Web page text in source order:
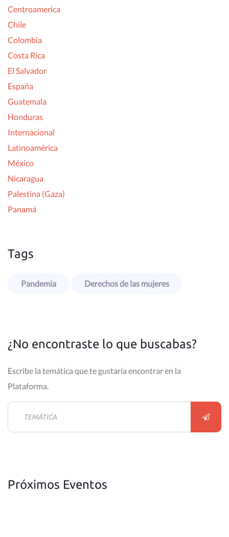
Centroamerica
Chile
Colombia
Costa Rica
El Salvador
España
Guatemala
Honduras
Internacional
Latinoamérica
México
Nicaragua
Palestina (Gaza)
Panamá
Tags
Pandemia Derechos de las mujeres
¿No encontraste lo que buscabas?
Escribe la temática que te gustaría encontrar en la
Plataforma.
Próximos Eventos